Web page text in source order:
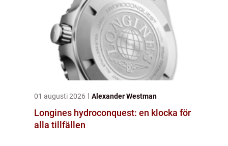
01 augusti 2026 Alexander Westman
Longines hydroconquest: en klocka för
alla tillfällen